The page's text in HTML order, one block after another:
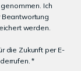
Ich
werden.
die Zukunft per E-
*